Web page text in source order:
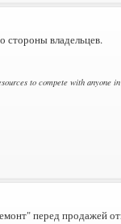
стороны владельцев.
to compete with anyone
перед продажей